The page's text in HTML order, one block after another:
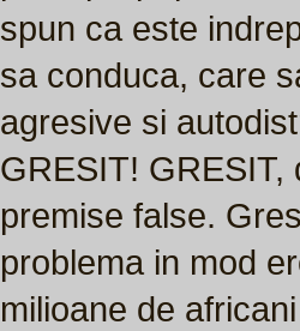
spun ca este
sa conduca, care
agresive si
GRESIT!
premise false.
problema in mod
milioane de